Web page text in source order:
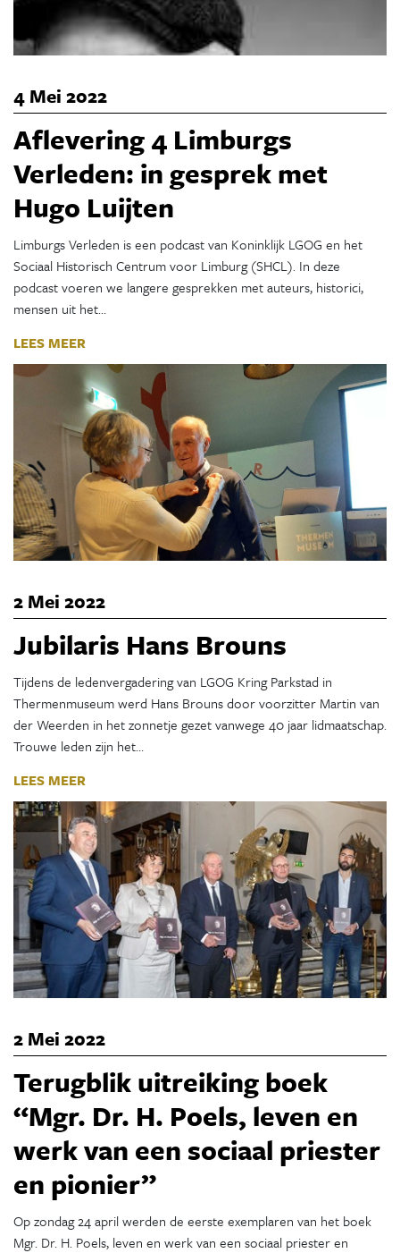
4 Mei 2022
Aflevering 4 Limburgs
Verleden: in gesprek met
Hugo Luijten
Limburgs Verleden is een podcast van Koninklijk LGOG en het
Sociaal Historisch Centrum voor Limburg (SHCL). In deze
podcast voeren we langere gesprekken met auteurs, historici,
mensen uit het…
LEES MEER
2 Mei 2022
Jubilaris Hans Brouns
Tijdens de ledenvergadering van LGOG Kring Parkstad in
Thermenmuseum werd Hans Brouns door voorzitter Martin van
der Weerden in het zonnetje gezet vanwege 40 jaar lidmaatschap.
Trouwe leden zijn het…
LEES MEER
2 Mei 2022
Terugblik uitreiking boek
“Mgr. Dr. H. Poels, leven en
werk van een sociaal priester
en pionier”
Op zondag 24 april werden de eerste exemplaren van het boek
Mgr. Dr. H. Poels, leven en werk van een sociaal priester en